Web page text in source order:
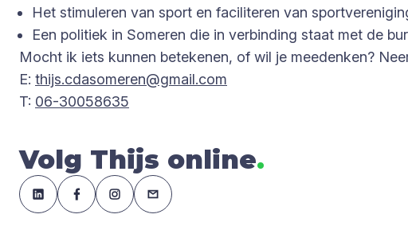
Het stimuleren van sport en faciliteren van
Een politiek in Someren die in verbinding staat met de
Mocht ik iets kunnen betekenen, of wil je meedenken?
E: thijs.cdasomeren@gmail.com
T: 06-30058635
Volg Thijs online.